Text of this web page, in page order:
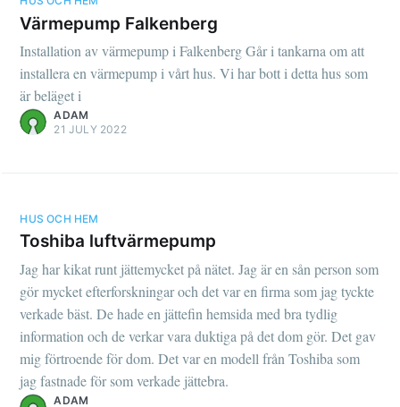
Värmepump Falkenberg
Installation av värmepump i Falkenberg Går i tankarna om att
installera en värmepump i vårt hus. Vi har bott i detta hus som
är beläget i
ADAM
21 JULY 2022
HUS OCH HEM
Toshiba luftvärmepump
Jag har kikat runt jättemycket på nätet. Jag är en sån person som
gör mycket efterforskningar och det var en firma som jag tyckte
verkade bäst. De hade en jättefin hemsida med bra tydlig
information och de verkar vara duktiga på det dom gör. Det gav
mig förtroende för dom. Det var en modell från Toshiba som
jag fastnade för som verkade jättebra.
ADAM